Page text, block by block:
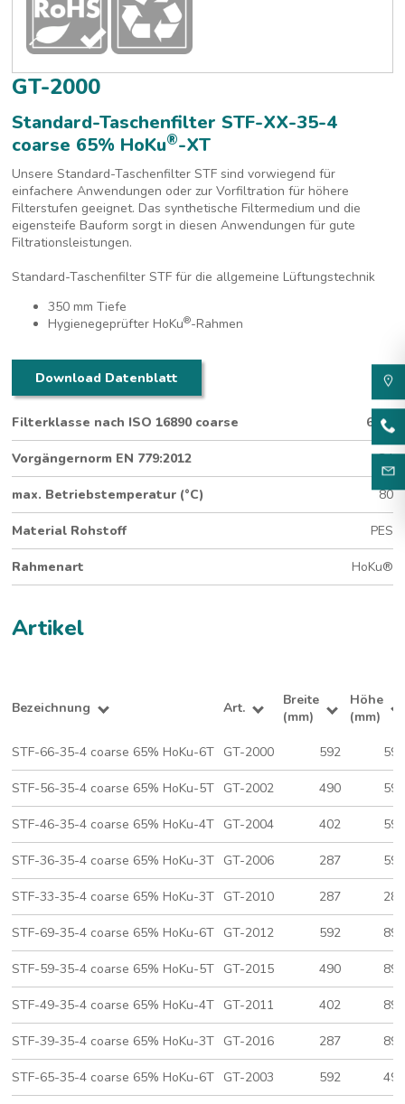
GT-2000
Standard-Taschenfilter STF-XX-35-4
coarse 65% HoKu®-XT
Unsere Standard-Taschenfilter STF sind vorwiegend für
einfachere Anwendungen oder zur Vorfiltration für höhere
Filterstufen geeignet. Das synthetische Filtermedium und die
eigensteife Bauform sorgt in diesen Anwendungen für gute
Filtrationsleistungen.
Standard-Taschenfilter STF für die allgemeine Lüftungstechnik
350 mm Tiefe
Hygienegeprüfter HoKu®-Rahmen
Download Datenblatt
Filterklasse nach ISO 16890 coarse 65%
Vorgängernorm EN 779:2012 G4
max. Betriebstemperatur (°C) 80
Material Rohstoff PES
Rahmenart HoKu®
Artikel
Bezeichnung Art.
Breite
(mm)
Höhe
(mm)
STF-66-35-4 coarse 65% HoKu-6T GT-2000 592 592
STF-56-35-4 coarse 65% HoKu-5T GT-2002 490 592
STF-46-35-4 coarse 65% HoKu-4T GT-2004 402 592
STF-36-35-4 coarse 65% HoKu-3T GT-2006 287 592
STF-33-35-4 coarse 65% HoKu-3T GT-2010 287 287
STF-69-35-4 coarse 65% HoKu-6T GT-2012 592 892
STF-59-35-4 coarse 65% HoKu-5T GT-2015 490 892
STF-49-35-4 coarse 65% HoKu-4T GT-2011 402 892
STF-39-35-4 coarse 65% HoKu-3T GT-2016 287 892
STF-65-35-4 coarse 65% HoKu-6T GT-2003 592 490